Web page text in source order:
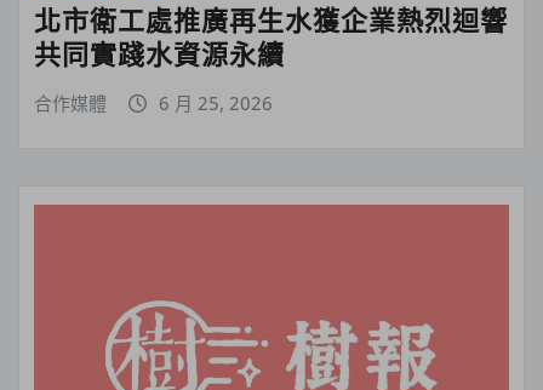
北市衛工處推廣再生水獲企業熱烈迴響
共同實踐水資源永續
合作媒體 6 月 25, 2026